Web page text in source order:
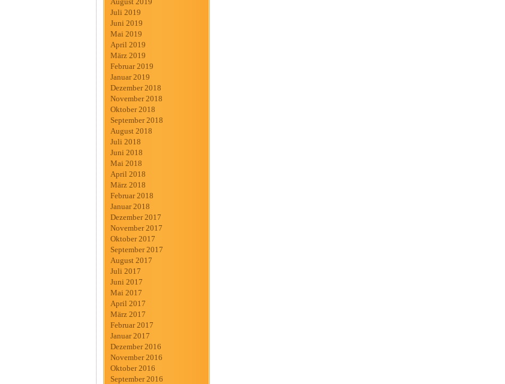
Juli 2019
Juni 2019
Mai 2019
April 2019
März 2019
Februar 2019
Januar 2019
Dezember 2018
November 2018
Oktober 2018
September 2018
August 2018
Juli 2018
Juni 2018
Mai 2018
April 2018
März 2018
Februar 2018
Januar 2018
Dezember 2017
November 2017
Oktober 2017
September 2017
August 2017
Juli 2017
Juni 2017
Mai 2017
April 2017
März 2017
Februar 2017
Januar 2017
Dezember 2016
November 2016
Oktober 2016
September 2016